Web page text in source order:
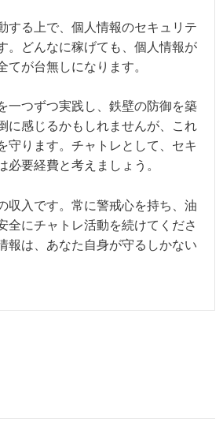
する上で、個人情報のセキュリテ
。どんなに稼げても、個人情報が
てが台無しになります。
一つずつ実践し、鉄壁の防御を築
に感じるかもしれませんが、これ
守ります。チャトレとして、セキ
必要経費と考えましょう。
収入です。常に警戒心を持ち、油
全にチャトレ活動を続けてくださ
報は、あなた自身が守るしかない